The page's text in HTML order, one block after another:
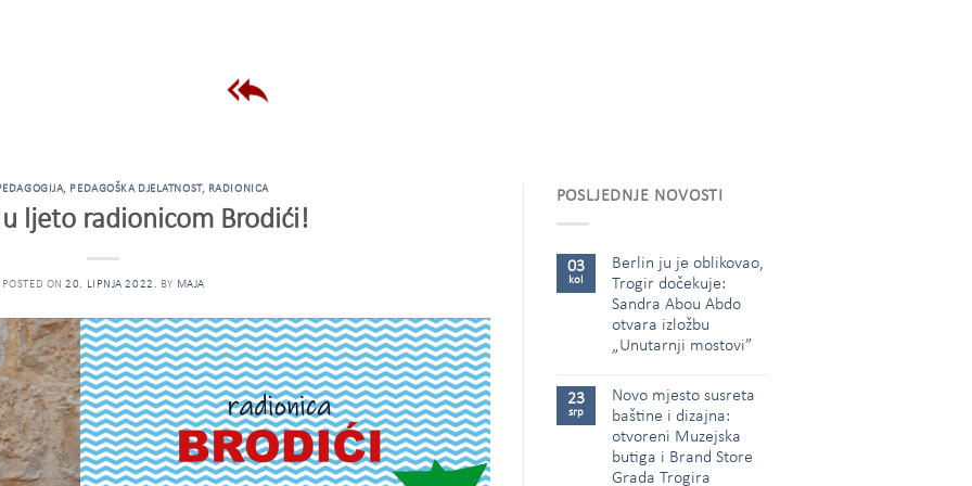
, PEDAGOŠKA DJELATNOST, RADIONICA
ljeto radionicom Brodići!
POSTED ON20. LIPNJA 2022. BY MAJA
POSLJEDNJE NOVOSTI
03
kol
Berlin ju je oblikovao,
Trogir dočekuje:
Sandra Abou Abdo
otvara izložbu
„Unutarnji mostovi”
23
srp
Novo mjesto susreta
baštine i dizajna:
otvoreni Muzejska
butiga i Brand Store
Grada Trogira